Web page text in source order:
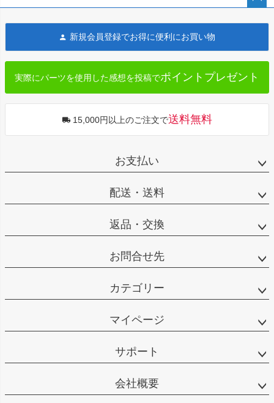
へ
新規会員登録でお得に便利にお買い物
実際にパーツを使用した感想を投稿でポイントプレゼント
15,000円以上のご注文で送料無料
お支払い
配送・送料
返品・交換
お問合せ先
カテゴリー
マイページ
サポート
会社概要